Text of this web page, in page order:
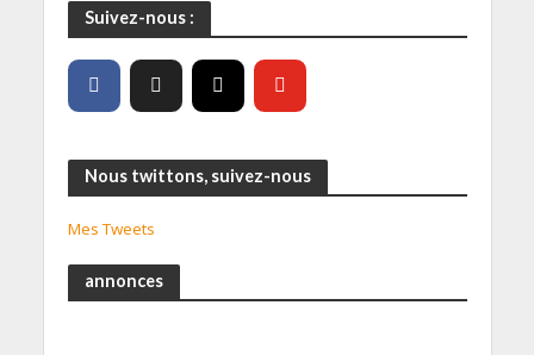
Suivez-nous :
Nous twittons, suivez-nous
Mes Tweets
annonces